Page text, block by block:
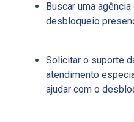
Buscar uma
desbloqueio
Solicitar o suporte
atendimento
ajudar com o